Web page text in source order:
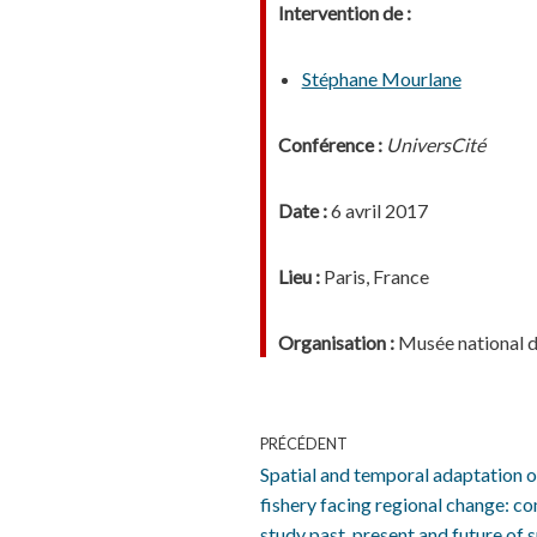
Intervention de :
Stéphane Mourlane
Conférence :UniversCité
Date :6 avril 2017
Lieu :Paris, France
Organisation :Musée national
PRÉCÉDENT
Spatial and temporal adaptation
fishery facing regional change: